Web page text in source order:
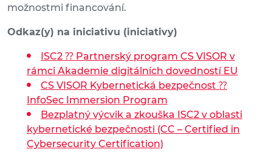
možnostmi financování.
Odkaz(y) na iniciativu (iniciativy)
ISC2 ⁇ Partnerský program CS VISOR v
rámci Akademie digitálních dovedností EU
CS VISOR Kybernetická bezpečnost ⁇
InfoSec Immersion Program
Bezplatný výcvik a zkouška ISC2 v oblasti
kybernetické bezpečnosti (CC – Certified in
Cybersecurity Certification)